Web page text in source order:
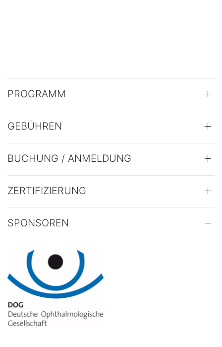
PROGRAMM
GEBÜHREN
BUCHUNG / ANMELDUNG
ZERTIFIZIERUNG
SPONSOREN